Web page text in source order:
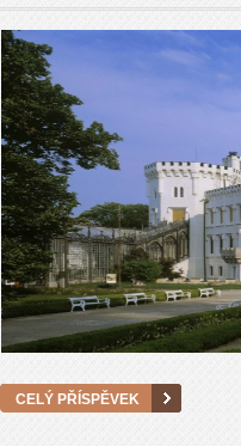
CELÝ PŘÍSPĚVEK